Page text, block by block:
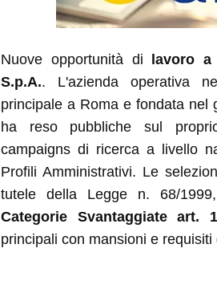
Nuove opportunità di
lavoro
S.p.A.. L'azienda operativa
principale a Roma e fondata nel
ha reso pubbliche sul
campaigns di ricerca a livello
Profili Amministrativi. Le
tutele della Legge n. 68/
Categorie Svantaggiate art.
principali con mansioni e